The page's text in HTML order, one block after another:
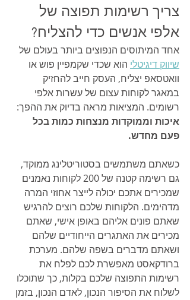
צריך רשימות תפוצה של
אלפי אנשים כדי להצליח?
אחד המיתוסים הנפוצים ביותר בעולם של
שיווק דיגיטלי הוא שכדי שקמפיין פוש או
וואטסאפ יצליח, העסק חייב להחזיק
במאגר לקוחות עצום של עשרות אלפי
רשומים. המציאות מראה בדיוק את ההפך:
איכות וממוקדות מנצחות כמות בכל
פעם מחדש.
כשאתם משתמשים בסטוריטלינג ממוקד,
גם רשימה קטנה של 200 לקוחות נאמנים
שמכירים אתכם יכולה לייצר אחוזי המרה
מדהימים. הלקוחות שלכם רוצים להרגיש
שאתם פונים אליהם באופן אישי, שאתם
מכירים את האתגרים הייחודיים שלהם
ושאתם מדברים בשפה שלהם. מערכת
ברודקאסט מאפשרת לכם לפלח את
רשימות התפוצה שלכם בקלות, כך שתוכלו
לשלוח את הסיפור הנכון, לאדם הנכון, בזמן